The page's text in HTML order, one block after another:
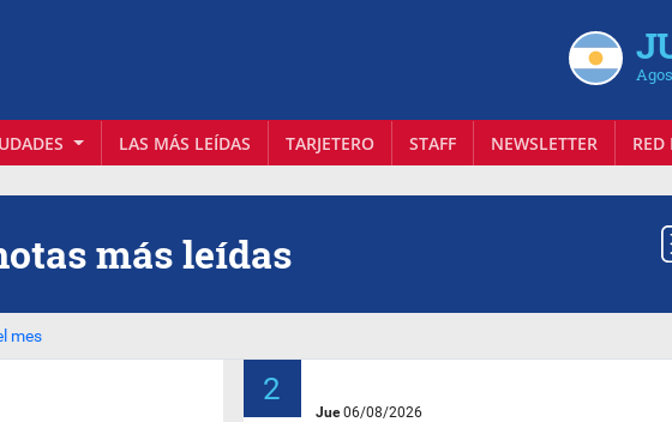
LAS MÁS LEÍDAS TARJETERO STAFF NEWSLETTER
másleídas
mes
Jue06/08/2026